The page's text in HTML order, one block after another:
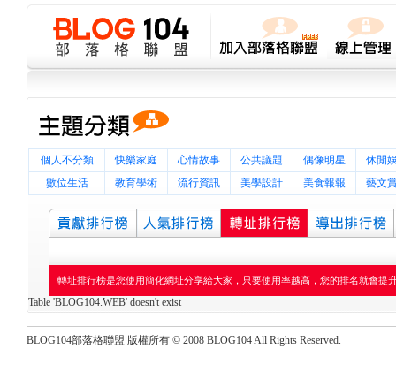
個人不分類 快樂家庭 心情故事 公共議題 偶像明星
休閒
數位生活
教育學術 流行資訊 美學設計 美食報報 藝文
轉址排行榜是您使用簡化網址分享給大家，只要使用率越高，您的排名就會提
Table 'BLOG104.WEB' doesn't exist
BLOG104部落格聯盟 版權所有 © 2008 BLOG104 All Rights Reserved.